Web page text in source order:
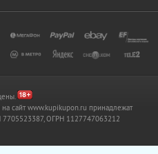
сайт www.kupikupon.ru принадлежат
ОГРН 1127747063212